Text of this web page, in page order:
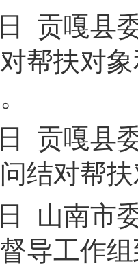
贡嘎县
帮扶对
贡嘎县
结对帮
山南市
导工作